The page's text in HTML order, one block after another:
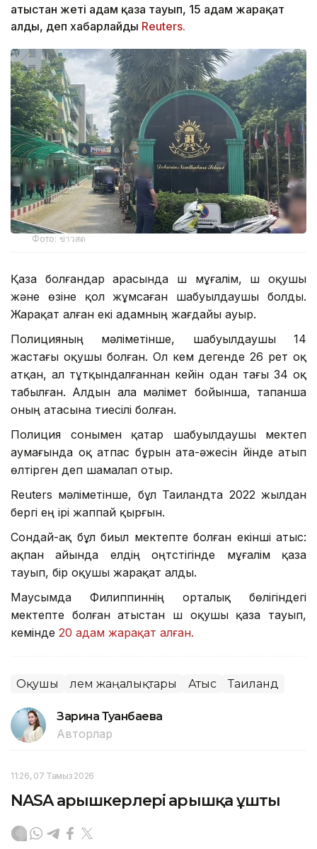
атыстан жеті адам қаза тауып, 15 адам жарақат
алды, деп хабарлайды Reuters.
Фото: ข่าวสด
Қаза болғандар арасында үш мұғалім, үш оқушы
және өзіне қол жұмсаған шабуылдаушы болды.
Жарақат алған екі адамның жағдайы ауыр.
Полицияның мәліметінше, шабуылдаушы 14
жастағы оқушы болған. Ол кем дегенде 26 рет оқ
атқан, ал тұтқындалғаннан кейін одан тағы 34 оқ
табылған. Алдын ала мәлімет бойынша, тапанша
оның атасына тиесілі болған.
Полиция сонымен қатар шабуылдаушы мектеп
аумағында оқ атпас бұрын ата-әжесін үйінде атып
өлтірген деп шамалап отыр.
Reuters мәліметінше, бұл Таиландта 2022 жылдан
бергі ең ірі жаппай қырғын.
Сондай-ақ бұл биыл мектепте болған екінші атыс:
ақпан айында елдің оңтүстігінде мұғалім қаза
тауып, бір оқушы жарақат алды.
Маусымда Филиппиннің орталық бөлігіндегі
мектепте болған атыстан үш оқушы қаза тауып,
кемінде 20 адам жарақат алған.
Оқушы Әлем жаңалықтары Атыс Таиланд
Зарина Туғанбаева
Авторлар
11:26, 07 Тамыз 2026
NASA ғарышкерлері ғарышқа ұшты